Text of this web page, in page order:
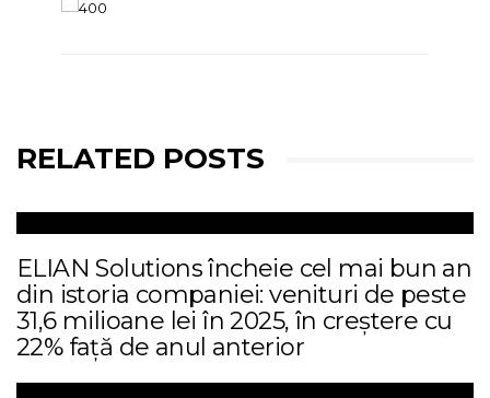
RELATED POSTS
ELIAN Solutions încheie cel mai bun an
din istoria companiei: venituri de peste
31,6 milioane lei în 2025, în creștere cu
22% față de anul anterior